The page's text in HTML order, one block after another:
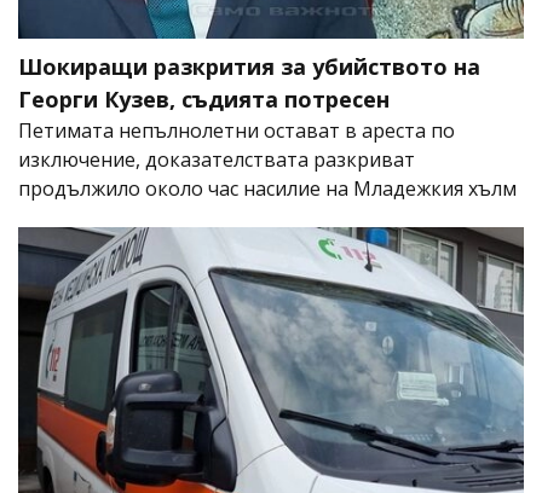
Шокиращи разкрития за убийството на
Георги Кузев, съдията потресен
Петимата непълнолетни остават в ареста по
изключение, доказателствата разкриват
продължило около час насилие на Младежкия хълм